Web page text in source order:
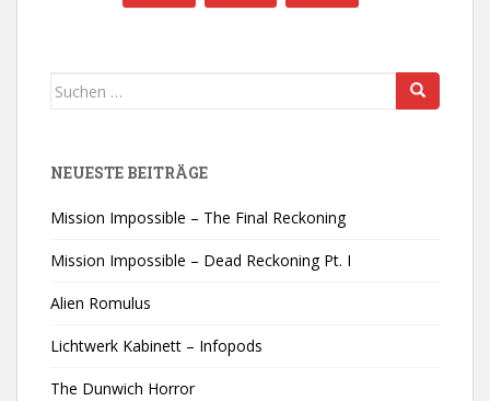
Suchen
NEUESTE BEITRÄGE
Mission Impossible – The Final Reckoning
Mission Impossible – Dead Reckoning Pt. I
Alien Romulus
Lichtwerk Kabinett – Infopods
The Dunwich Horror